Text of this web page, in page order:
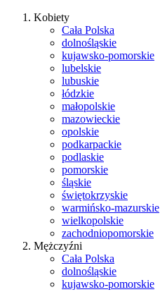
Kobiety
Cała Polska
dolnośląskie
kujawsko-pomorskie
lubelskie
lubuskie
łódzkie
małopolskie
mazowieckie
opolskie
podkarpackie
podlaskie
pomorskie
śląskie
świętokrzyskie
warmińsko-mazurskie
wielkopolskie
zachodniopomorskie
Mężczyźni
Cała Polska
dolnośląskie
kujawsko-pomorskie